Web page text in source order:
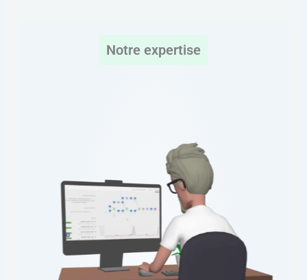
Notre expertise